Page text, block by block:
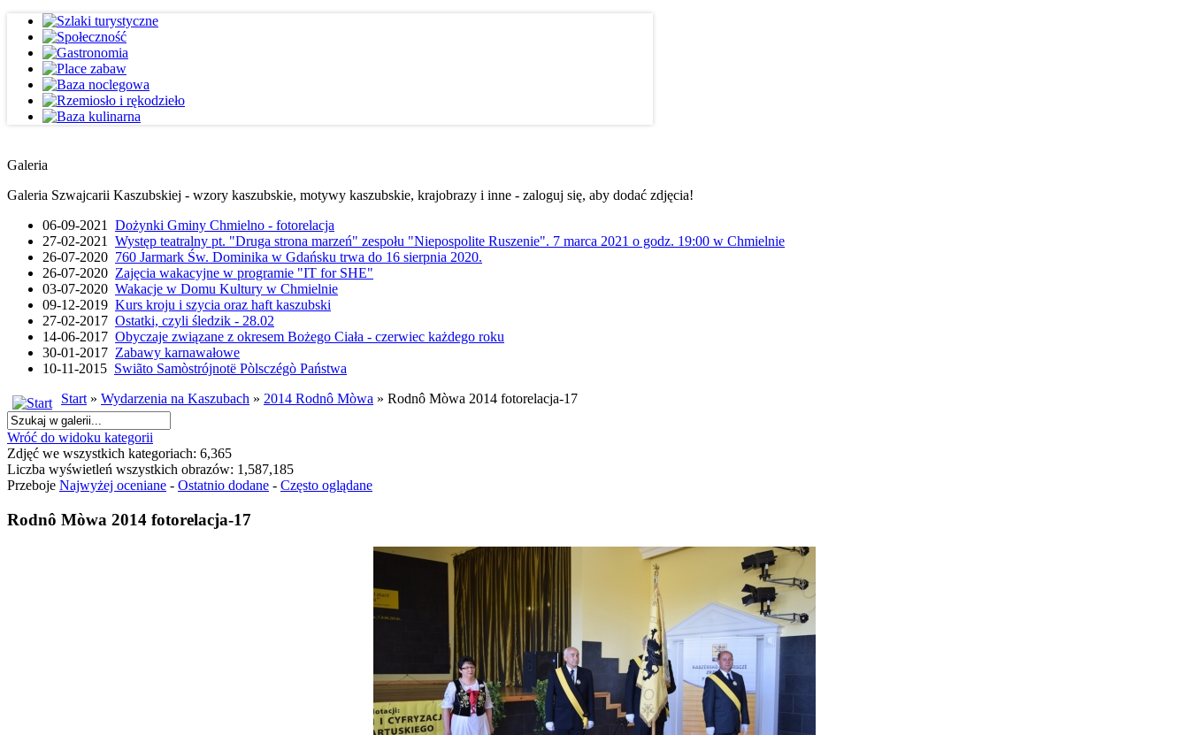
Galeria
Galeria Szwajcarii Kaszubskiej - wzory kaszubskie, motywy kaszubskie, krajobrazy i inne - zaloguj się, aby dodać zdjęcia!
06-09-2021 Dożynki Gminy Chmielno - fotorelacja
27-02-2021 Występ teatralny pt. "Druga strona marzeń" zespołu "Niepospolite Ruszenie". 7 marca 2021 o godz. 19:00 w Chmielnie
26-07-2020 760 Jarmark Św. Dominika w Gdańsku trwa do 16 sierpnia 2020.
26-07-2020 Zajęcia wakacyjne w programie "IT for SHE"
03-07-2020 Wakacje w Domu Kultury w Chmielnie
09-12-2019 Kurs kroju i szycia oraz haft kaszubski
27-02-2017 Ostatki, czyli śledzik - 28.02
14-06-2017 Obyczaje związane z okresem Bożego Ciała - czerwiec każdego roku
30-01-2017 Zabawy karnawałowe
10-11-2015 Swiãto Samòstrójnotë Pòlsczégò Państwa
Start» Wydarzenia na Kaszubach » 2014 Rodnô Mòwa » Rodnô Mòwa 2014 fotorelacja-17
Wróć do widoku kategorii
Zdjęć we wszystkich kategoriach: 6,365
Liczba wyświetleń wszystkich obrazów: 1,587,185
Przeboje Najwyżej oceniane - Ostatnio dodane - Często oglądane
Rodnô Mòwa 2014 fotorelacja-17